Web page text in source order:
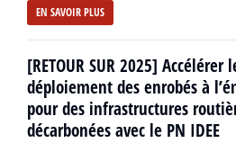
EN SAVOIR PLUS
[RETOUR SUR 2025] Accélérer
déploiement des enrobés à
pour des infrastructures
décarbonées avec le PN IDEE